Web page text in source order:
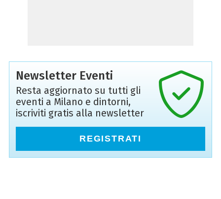
Newsletter Eventi
Resta aggiornato su tutti gli
eventi a Milano e dintorni,
iscriviti gratis alla newsletter
REGISTRATI